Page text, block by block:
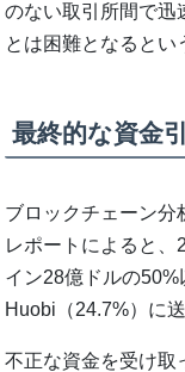
のない取引所間で迅
とは困難となるとい
最終的な資金
ブロックチェーン分
レポートによると、
イン28億ドルの
Huobi（24.7%）に
不正な資金を受け取